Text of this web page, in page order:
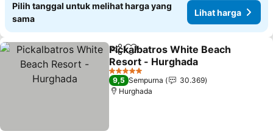
Pilih tanggal untuk melihat harga yang
sama
Lihat harga
BagikanTambahkan ke favorit
Pickalbatros White Beach
Resort - Hurghada
5 Bintang
9,5 Sempurna
30.369
Hurghada